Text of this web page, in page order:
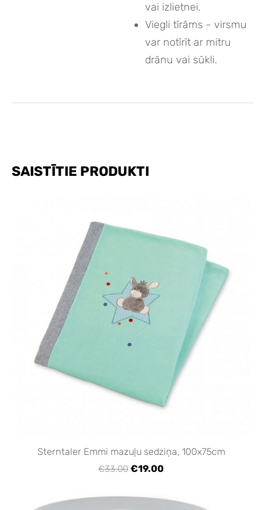
vai izlietnei.
Viegli tīrāms - virsmu
var notīrīt ar mitru
drānu vai sūkli.
SAISTĪTIE PRODUKTI
Sterntaler Emmi mazuļu sedziņa, 100x75cm
€33.00 €19.00